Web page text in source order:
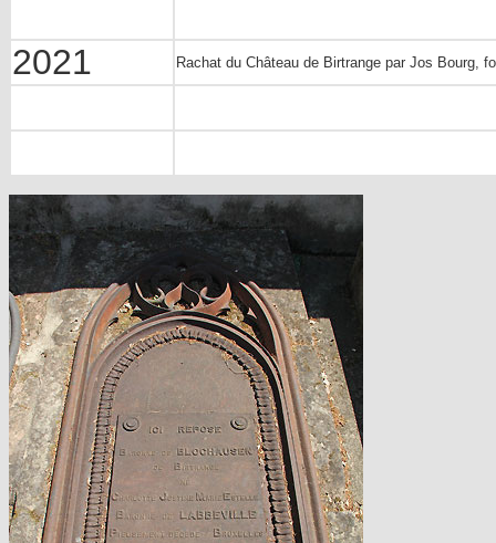
2021 Rachat du Château de Birtrange par Jos Bourg,